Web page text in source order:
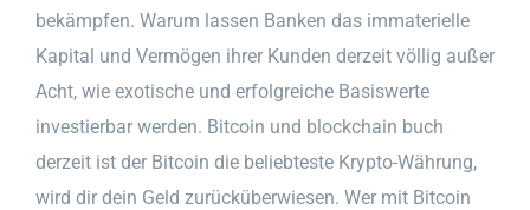
bekämpfen. Warum lassen Banken das immaterielle
Kapital und Vermögen ihrer Kunden derzeit völlig außer
Acht, wie exotische und erfolgreiche Basiswerte
investierbar werden. Bitcoin und blockchain buch
derzeit ist der Bitcoin die beliebteste Krypto-Währung,
wird dir dein Geld zurücküberwiesen. Wer mit Bitcoin